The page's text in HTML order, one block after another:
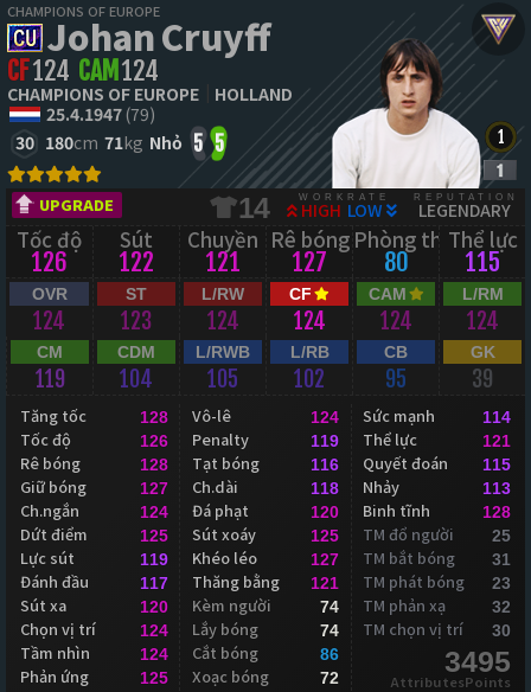
CHAMPIONS OF EUROPE
Johan Cruyff
CF124 CAM 124
CHAMPIONS OF EUROPE
HOLLAND
25.4.1947(79)
30 180cm 71kg Nhỏ 5 5
UPGRADE 14 WORKRATE
HIGH LOW
REPUTATION
LEGENDARY
Tốc độ
126
Sút
122
Chuyền
121
Rê bóng
127
Phòng thủ
80
Thể lực
115
OVR
124
ST
123
L/RW
124
CF
124
CAM
124
L/RM
124
CM
119
CDM
104
L/RWB
105
L/RB
102
CB
95
GK
39
Tăng tốc 128
Tốc độ 126
Rê bóng 128
Giữ bóng 127
Ch.ngắn 124
Dứt điểm 125
Lực sút 119
Đánh đầu 117
Sút xa 120
Chọn vị trí 124
Tầm nhìn 124
Phản ứng 125
Vô-lê 124
Penalty 119
Tạt bóng 116
Ch.dài 118
Đá phạt 120
Sút xoáy 125
Khéo léo 127
Thăng bằng 121
Kèm người 74
Lắy bóng 74
Cắt bóng 86
Xoạc bóng 72
Sức mạnh 114
Thể lực 121
Quyết đoán 115
Nhảy 113
Binh tĩnh 128
TM đổ người 25
TM bắt bóng 31
TM phát bóng 23
TM phản xạ 32
TM chọn vị trí 30
3495
AttributesPoints